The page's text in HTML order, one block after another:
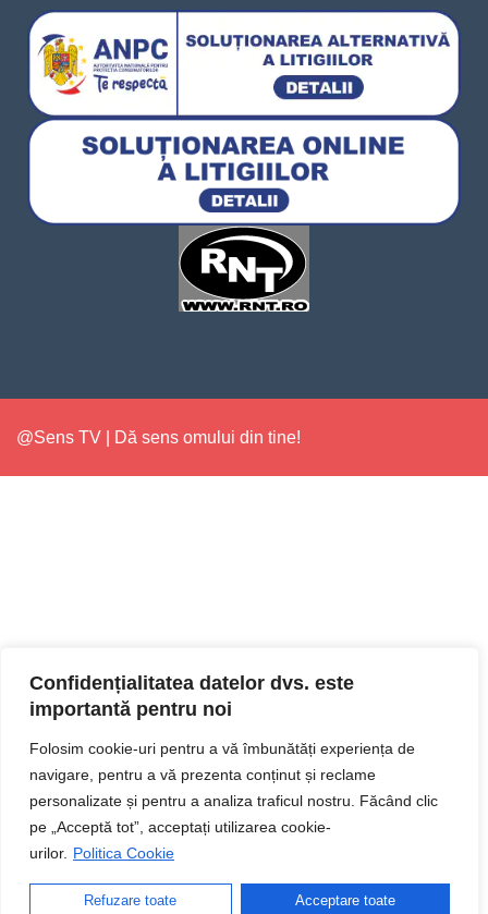
Confidențialitatea datelor dvs. este
importantă pentru noi
Folosim cookie-uri pentru a vă îmbunătăți experiența de
navigare, pentru a vă prezenta conținut și reclame
personalizate și pentru a analiza traficul nostru. Făcând clic
pe „Acceptă tot”, acceptați utilizarea cookie-
urilor. Politica Cookie
Refuzare toate Acceptare toate
@Sens TV | Dă sens omului din tine!